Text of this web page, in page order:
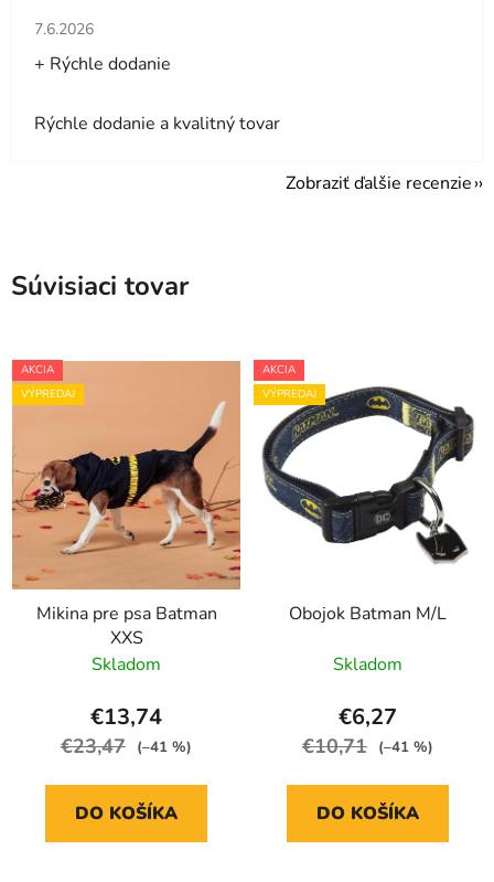
Hodnotenie obchodu je 5 z 5 hviezdičiek.
7.6.2026
+ Rýchle dodanie
Rýchle dodanie a kvalitný tovar
Zobraziť ďalšie recenzie
Súvisiaci tovar
AKCIA
VÝPREDAJ
Mikina pre psa Batman
XXS
Skladom
€13,74
€23,47 (–41 %)
DO KOŠÍKA
AKCIA
VÝPREDAJ
Obojok Batman M/L
Skladom
€6,27
€10,71 (–41 %)
DO KOŠÍKA